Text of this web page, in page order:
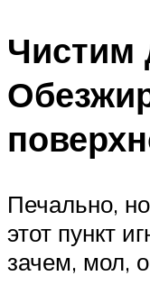
Чистим
Печально,
этот пункт
зачем, мол,